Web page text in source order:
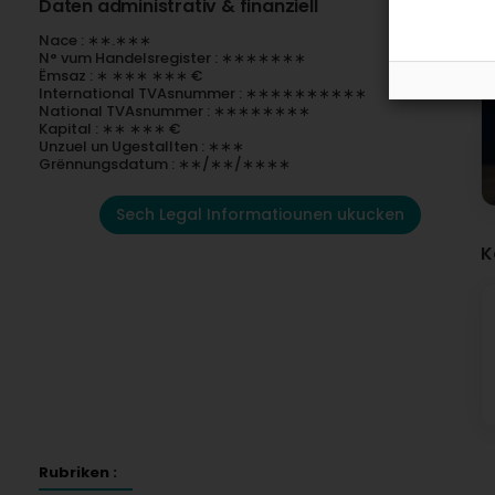
Daten administrativ & finanziell
Nace : ∗∗.∗∗∗
N° vum Handelsregister : ∗∗∗∗∗∗∗
Ëmsaz : ∗ ∗∗∗ ∗∗∗ €
International TVAsnummer : ∗∗∗∗∗∗∗∗∗∗
National TVAsnummer : ∗∗∗∗∗∗∗∗
Kapital : ∗∗ ∗∗∗ €
Unzuel un Ugestallten : ∗∗∗
Grënnungsdatum : ∗∗/∗∗/∗∗∗∗
Sech Legal Informatiounen ukucken
Rubriken :